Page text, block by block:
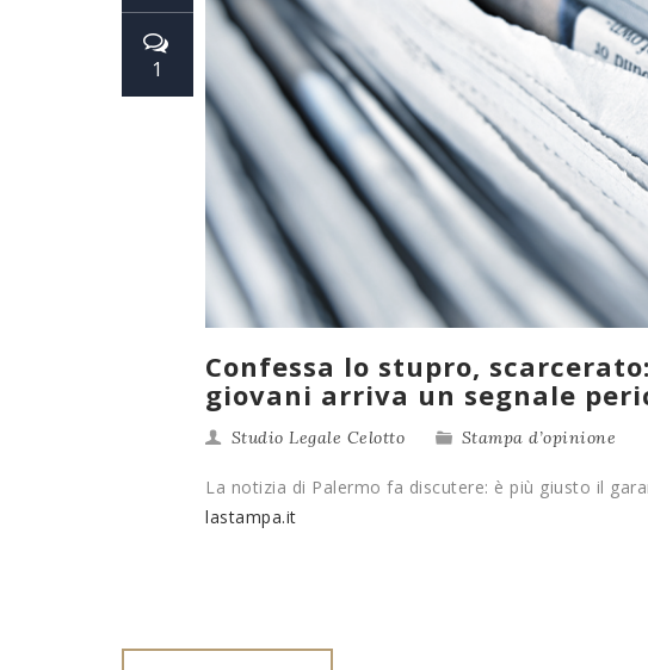
1
Confessa lo stupro,
giovani arriva un segnale
Studio Legale Celotto Stampa d’opinione
La notizia di Palermo fa discutere: è più giusto il
lastampa.it